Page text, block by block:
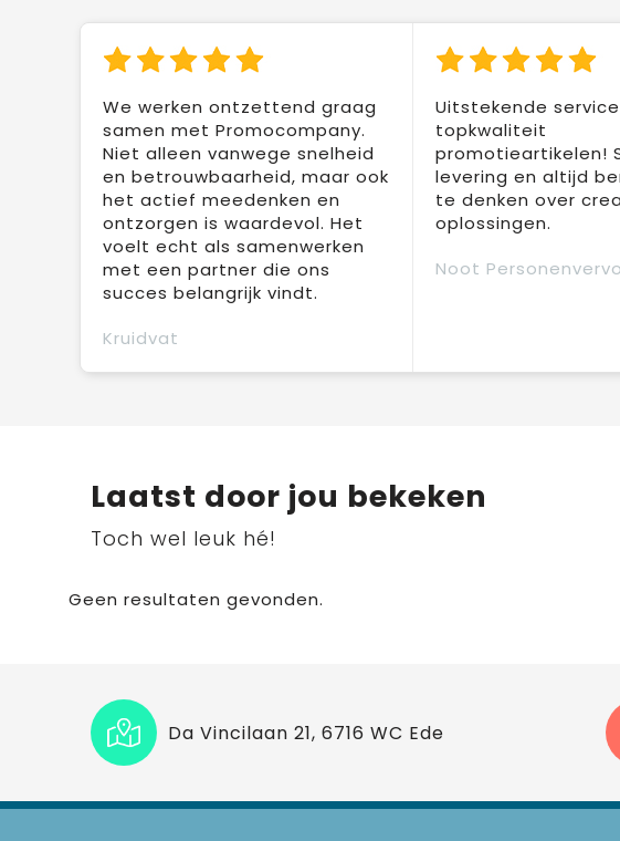
We werken ontzettend graag
samen met Promocompany.
Niet alleen vanwege snelheid
en betrouwbaarheid, maar ook
het actief meedenken en
ontzorgen is waardevol. Het
voelt echt als samenwerken
met een partner die ons
succes belangrijk vindt.
Kruidvat
Uitstekende
topkwaliteit
promotieartikelen!
levering en altijd
te denken over
oplossingen.
Noot
Laatst door jou bekeken
Toch wel leuk hé!
Geen resultaten gevonden.
Da Vincilaan 21, 6716 WC Ede